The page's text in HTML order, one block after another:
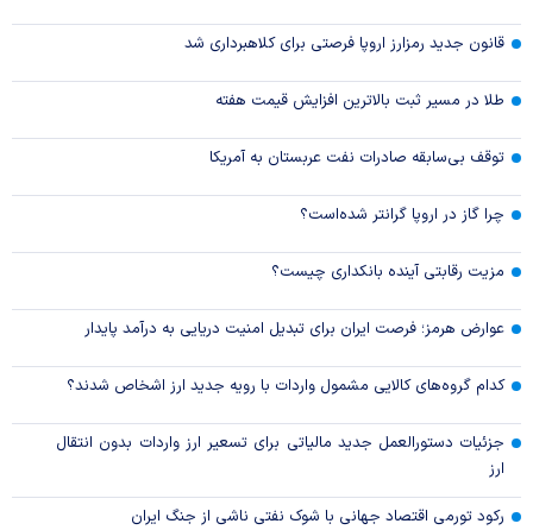
قانون جدید رمزارز اروپا فرصتی برای کلاهبرداری شد
طلا در مسیر ثبت بالاترین افزایش قیمت هفته
توقف بی‌سابقه صادرات نفت عربستان به آمریکا
چرا گاز در اروپا گرانتر شده‌است؟
مزیت رقابتی آینده بانکداری چیست؟
عوارض هرمز؛ فرصت ایران برای تبدیل امنیت دریایی به درآمد پایدار
کدام گروه‌های کالایی مشمول واردات با رویه جدید ارز اشخاص شدند؟
جزئیات دستورالعمل جدید مالیاتی برای تسعیر ارز واردات بدون انتقال
ارز
رکود تورمی اقتصاد جهانی با شوک نفتی ناشی از جنگ ایران